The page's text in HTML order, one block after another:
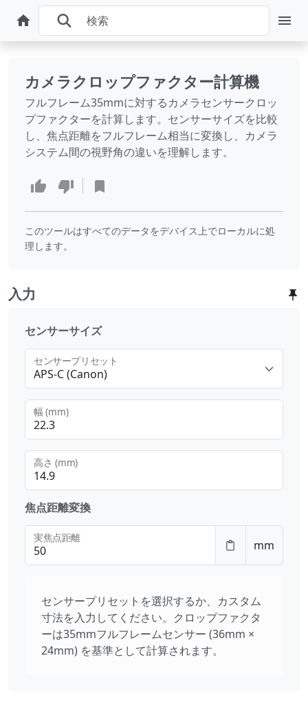
カメラクロップファクター計算機
フルフレーム35mmに対するカメラセンサークロッ
プファクターを計算します。センサーサイズを比較
し、焦点距離をフルフレーム相当に変換し、カメラ
システム間の視野角の違いを理解します。
このツールはすべてのデータをデバイス上でローカルに処
理します。
入力
センサーサイズ
APS-C (Canon)
センサープリセット
幅 (mm)
高さ (mm)
焦点距離変換
実焦点距離
mm
センサープリセットを選択するか、カスタム
寸法を入力してください。クロップファクタ
ーは35mmフルフレームセンサー (36mm ×
24mm) を基準として計算されます。